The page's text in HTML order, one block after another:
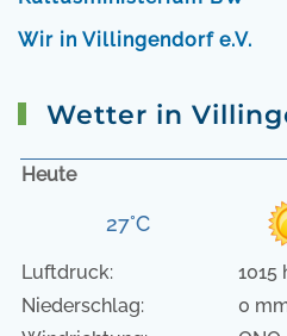
Wir in Villingendorf e.V.
Wetter in
Heute
27°C
Luftdruck:
1015
Niederschlag:
0